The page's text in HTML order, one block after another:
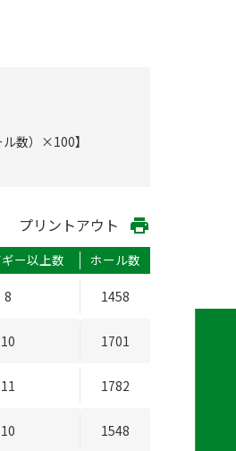
数）×100】
プリントアウト print
ー以上数 ホール数
8 1458
10 1701
11 1782
10 1548